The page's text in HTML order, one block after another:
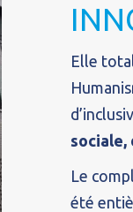
Elle
sociale,
Le
été